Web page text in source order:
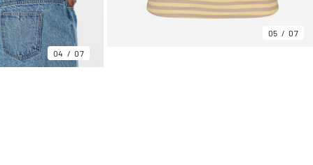
04 07
05 07